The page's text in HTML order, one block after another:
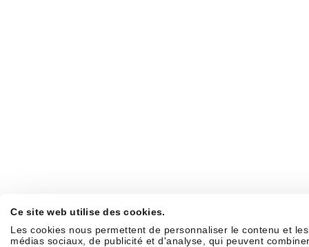
Ce site web utilise des cookies.
Les cookies nous permettent de personnaliser le contenu et
médias sociaux, de publicité et d'analyse, qui peuvent